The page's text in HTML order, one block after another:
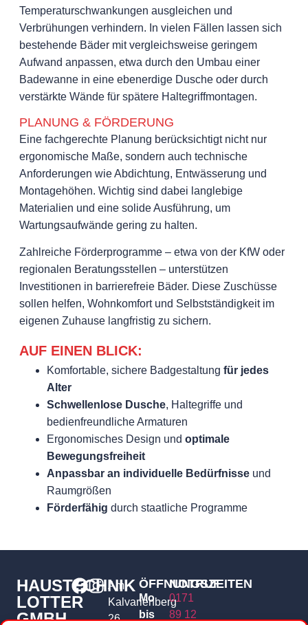
Temperaturschwankungen ausgleichen und
Verbrühungen verhindern. In vielen Fällen lassen sich
bestehende Bäder mit vergleichsweise geringem
Aufwand anpassen, etwa durch den Umbau einer
Badewanne in eine ebenerdige Dusche oder durch
verstärkte Wände für spätere Haltegriffmontagen.
PLANUNG & FÖRDERUNG
Eine fachgerechte Planung berücksichtigt nicht nur
ergonomische Maße, sondern auch technische
Anforderungen wie Abdichtung, Entwässerung und
Montagehöhen. Wichtig sind dabei langlebige
Materialien und eine solide Ausführung, um
Wartungsaufwände gering zu halten.
Zahlreiche Förderprogramme – etwa von der KfW oder
regionalen Beratungsstellen – unterstützen
Investitionen in barrierefreie Bäder. Diese Zuschüsse
sollen helfen, Wohnkomfort und Selbstständigkeit im
eigenen Zuhause langfristig zu sichern.
AUF EINEN BLICK:
Komfortable, sichere Badgestaltung für jedes
Alter
Schwellenlose Dusche, Haltegriffe und
bedienfreundliche Armaturen
Ergonomisches Design und optimale
Bewegungsfreiheit
Anpassbar an individuelle Bedürfnisse und
Raumgrößen
Förderfähig durch staatliche Programme
HAUSTECHNIK
LOTTER
GMBH
Am
Kalvarienberg
26
ÖFFNUNGSZEITEN
Mo
bis
NOTRUF
0171
89 12